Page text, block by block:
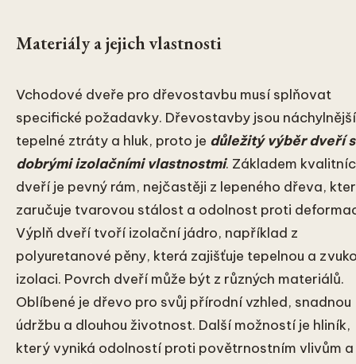
Materiály a jejich vlastnosti
Vchodové dveře pro dřevostavbu musí splňovat
specifické požadavky. Dřevostavby jsou
tepelné ztráty a hluk, proto je důležitý výběr dveří s
dobrými izolačními vlastnostmi. Základem
dveří je pevný rám, nejčastěji z lepeného dřeva,
zaručuje tvarovou stálost a odolnost proti
Výplň dveří tvoří izolační jádro, například z
polyuretanové pěny, která zajišťuje tepelnou a
izolaci. Povrch dveří může být z různých materiálů.
Oblíbené je dřevo pro svůj přírodní vzhled, snadnou
údržbu a dlouhou životnost. Další možností je hliník,
který vyniká odolností proti povětrnostním vlivům a